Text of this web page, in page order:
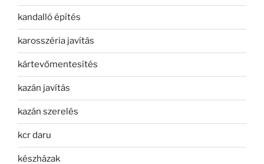
kandalló építés
karosszéria javítás
kártevőmentesítés
kazán javítás
kazán szerelés
kcr daru
készházak